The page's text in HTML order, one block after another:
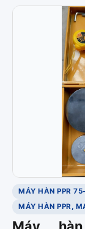
MÁY HÀN PPR
MÁY HÀN PPR,